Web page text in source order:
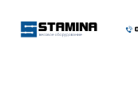
Перейти
Перейти